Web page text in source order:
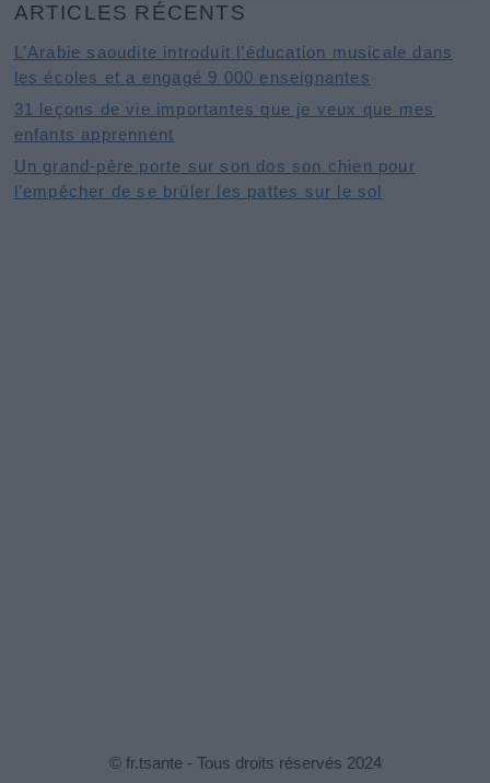
ARTICLES RÉCENTS
L’Arabie saoudite introduit l’éducation musicale dans
les écoles et a engagé 9 000 enseignantes
31 leçons de vie importantes que je veux que mes
enfants apprennent
Un grand-père porte sur son dos son chien pour
l’empêcher de se brûler les pattes sur le sol
© fr.tsante - Tous droits réservés 2024